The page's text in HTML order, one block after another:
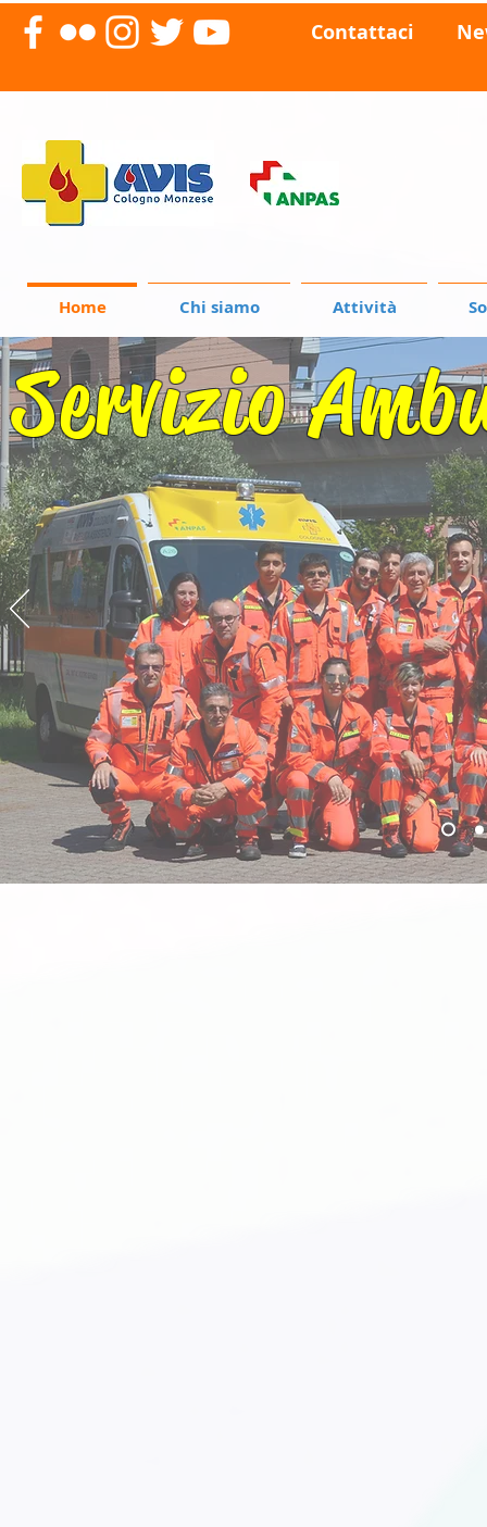
Contattaci
Home Chi siamo Attività
Servizio